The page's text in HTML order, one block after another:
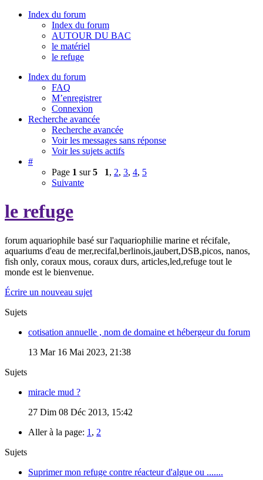
Index du forum
Index du forum
AUTOUR DU BAC
le matériel
le refuge
Index du forum
FAQ
M’enregistrer
Connexion
Recherche avancée
Recherche avancée
Voir les messages sans réponse
Voir les sujets actifs
#
Page 1 sur5 1, 2, 3, 4, 5
Suivante
le refuge
forum aquariophile basé sur l'aquariophilie marine et récifale,
aquariums d'eau de mer,recifal,berlinois,jaubert,DSB,picos, nanos,
fish only, coraux mous, coraux durs, articles,led,refuge tout le
monde est le bienvenue.
Écrire un nouveau sujet
Sujets
cotisation annuelle , nom de domaine et hébergeur du forum
13 Mar 16 Mai 2023, 21:38
Sujets
miracle mud ?
27 Dim 08 Déc 2013, 15:42
Aller à la page: 1 , 2
Sujets
Suprimer mon refuge contre réacteur d'algue ou .......